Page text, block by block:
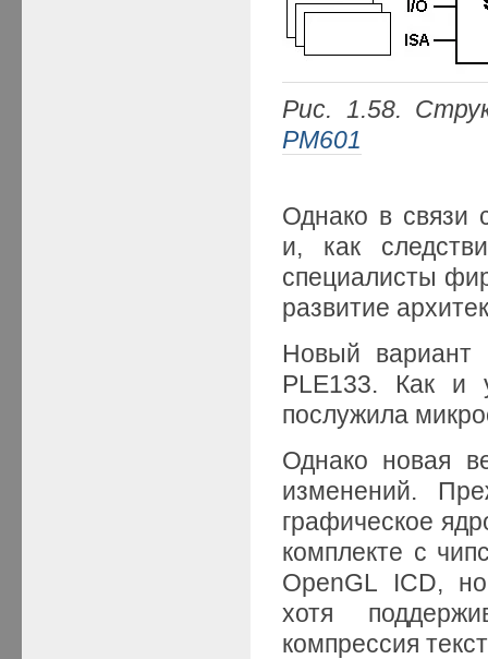
Рис. 1.58.
PM601
Однако в связи
и, как
специалисты
развитие
Новый вариант
PLE133. Как и
послужила
Однако новая
изменений.
графическое
комплекте с
OpenGL ICD, но
хотя
компрессия